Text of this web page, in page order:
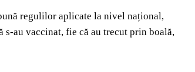
regulilor aplicate la nivel național,
au vaccinat, fie că au trecut prin boală,